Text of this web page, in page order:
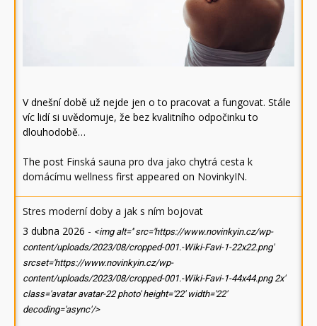
V dnešní době už nejde jen o to pracovat a fungovat. Stále
víc lidí si uvědomuje, že bez kvalitního odpočinku to
dlouhodobě…
The post Finská sauna pro dva jako chytrá cesta k
domácímu wellness first appeared on NovinkyIN.
Stres moderní doby a jak s ním bojovat
3 dubna 2026 - <img alt='' src='https://www.novinkyin.cz/wp-
content/uploads/2023/08/cropped-001.-Wiki-Favi-1-22x22.png'
srcset='https://www.novinkyin.cz/wp-
content/uploads/2023/08/cropped-001.-Wiki-Favi-1-44x44.png 2x'
class='avatar avatar-22 photo' height='22' width='22'
decoding='async'/>